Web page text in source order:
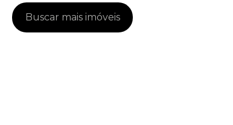
Buscar mais imóveis